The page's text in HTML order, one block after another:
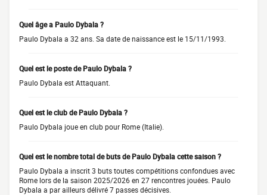
Quel âge a Paulo Dybala ?
Paulo Dybala a 32 ans. Sa date de naissance est le 15/11/1993.
Quel est le poste de Paulo Dybala ?
Paulo Dybala est Attaquant.
Quel est le club de Paulo Dybala ?
Paulo Dybala joue en club pour Rome (Italie).
Quel est le nombre total de buts de Paulo Dybala cette saison ?
Paulo Dybala a inscrit 3 buts toutes compétitions confondues avec
Rome lors de la saison 2025/2026 en 27 rencontres jouées. Paulo
Dybala a par ailleurs délivré 7 passes décisives.